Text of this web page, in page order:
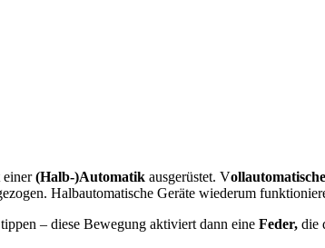
einer(Halb-)Automatik ausgerüstet. V
Halbautomatische Geräte wiederum
– diese Bewegung aktiviert dann eine Feder, die